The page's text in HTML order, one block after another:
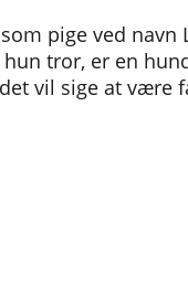
pige ved navn
tror, er en
vil sige at være